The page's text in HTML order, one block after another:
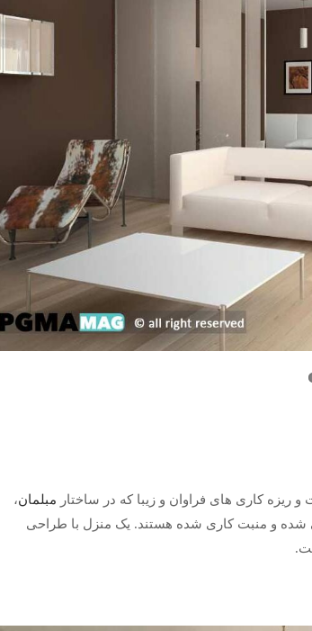
و ریزه کاری های فراوان و زیبا که در ساختار مبلمان،
شده و منبت کاری شده هستند. یک منزل با طراحی